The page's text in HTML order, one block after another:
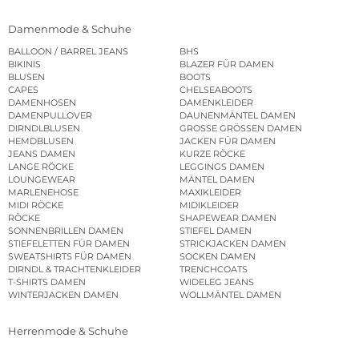
Damenmode & Schuhe
BALLOON / BARREL JEANS
BHS
BIKINIS
BLAZER FÜR DAMEN
BLUSEN
BOOTS
CAPES
CHELSEABOOTS
DAMENHOSEN
DAMENKLEIDER
DAMENPULLOVER
DAUNENMÄNTEL DAMEN
DIRNDLBLUSEN
GROSSE GRÖSSEN DAMEN
HEMDBLUSEN
JACKEN FÜR DAMEN
JEANS DAMEN
KURZE RÖCKE
LANGE RÖCKE
LEGGINGS DAMEN
LOUNGEWEAR
MÄNTEL DAMEN
MARLENEHOSE
MAXIKLEIDER
MIDI RÖCKE
MIDIKLEIDER
RÖCKE
SHAPEWEAR DAMEN
SONNENBRILLEN DAMEN
STIEFEL DAMEN
STIEFELETTEN FÜR DAMEN
STRICKJACKEN DAMEN
SWEATSHIRTS FÜR DAMEN
SOCKEN DAMEN
DIRNDL & TRACHTENKLEIDER
TRENCHCOATS
T-SHIRTS DAMEN
WIDELEG JEANS
WINTERJACKEN DAMEN
WOLLMÄNTEL DAMEN
Herrenmode & Schuhe